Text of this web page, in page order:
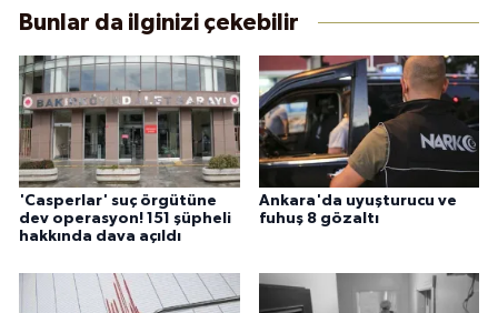
Bunlar da ilginizi çekebilir
'Casperlar' suç örgütüne
dev operasyon! 151 şüpheli
hakkında dava açıldı
Ankara'da uyuşturucu ve
fuhuş 8 gözaltı